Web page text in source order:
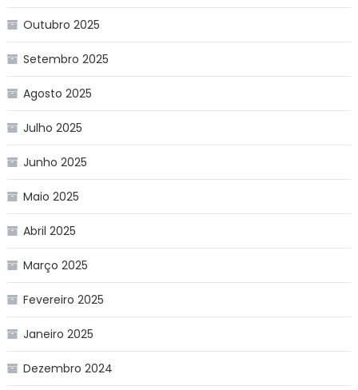
Outubro 2025
Setembro 2025
Agosto 2025
Julho 2025
Junho 2025
Maio 2025
Abril 2025
Março 2025
Fevereiro 2025
Janeiro 2025
Dezembro 2024